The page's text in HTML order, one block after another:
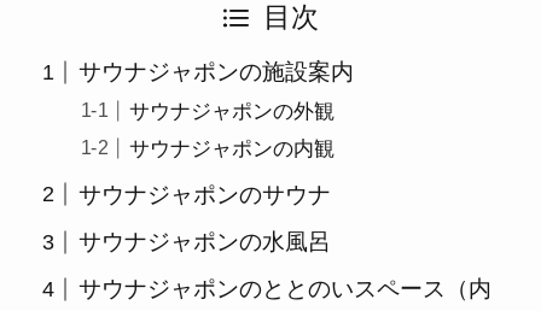
目次
サウナジャポンの施設案内
サウナジャポンの外観
サウナジャポンの内観
サウナジャポンのサウナ
サウナジャポンの水風呂
サウナジャポンのととのいスペース（内